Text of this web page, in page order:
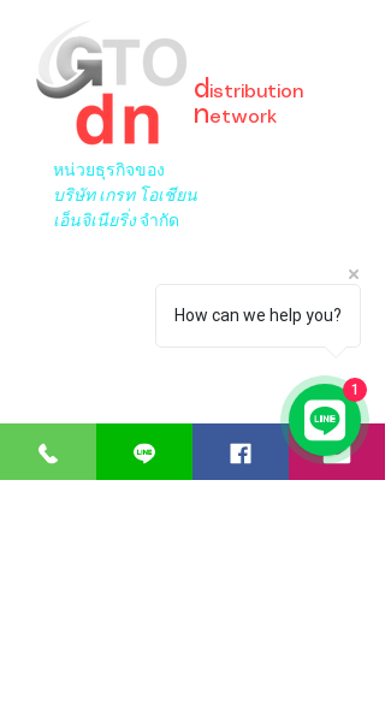
Ocean
d istribution
network
หน่วยธุรกิจของ
บริษัท เกรท โอเชียน
เอ็นจิเนียริ่งจำกัด
วันเสาร์ 08.00 – 14.30 น.
​​ เปิด โกดัง Google Maps ของ GTOdn
อุปกรณ์ไอที
Aranet
ซอฟต์แวร์
How can we help you?
1